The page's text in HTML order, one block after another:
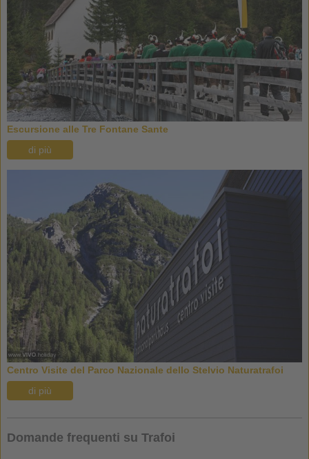
Escursione alle Tre Fontane Sante
di più
Centro Visite del Parco Nazionale dello Stelvio Naturatrafoi
di più
Domande frequenti su Trafoi